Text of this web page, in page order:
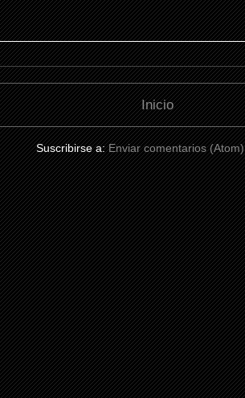
Inicio
Suscribirse a:Enviar comentarios (Atom)